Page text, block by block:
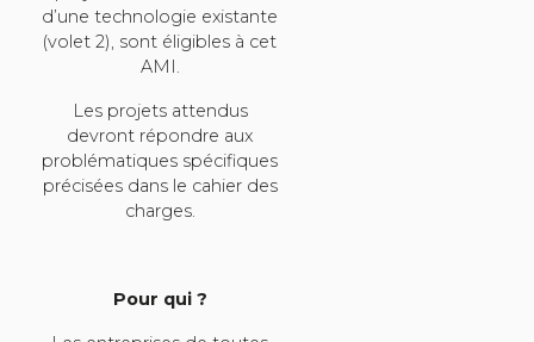
d’une technologie existante
(volet 2), sont éligibles à cet
AMI.
Les projets attendus
devront répondre aux
problématiques spécifiques
précisées dans le cahier des
charges.
Pour qui ?